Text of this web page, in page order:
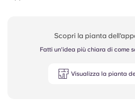
Scopri la pianta
Fatti un'idea più chiara di come
Visualizza la pianta